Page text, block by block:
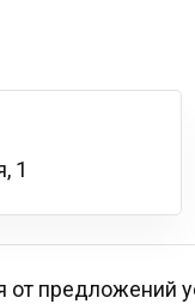
1
предложений